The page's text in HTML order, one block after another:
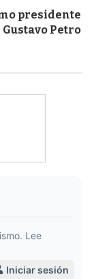
presidente
Petro